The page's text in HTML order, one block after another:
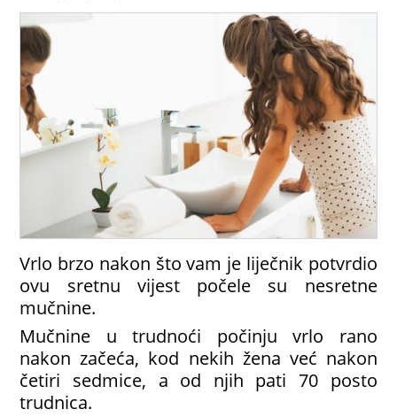
Vrlo brzo nakon što vam je liječnik potvrdio
ovu sretnu vijest počele su nesretne
mučnine.
Mučnine u trudnoći počinju vrlo rano
nakon začeća, kod nekih žena već nakon
četiri sedmice, a od njih pati 70 posto
trudnica.